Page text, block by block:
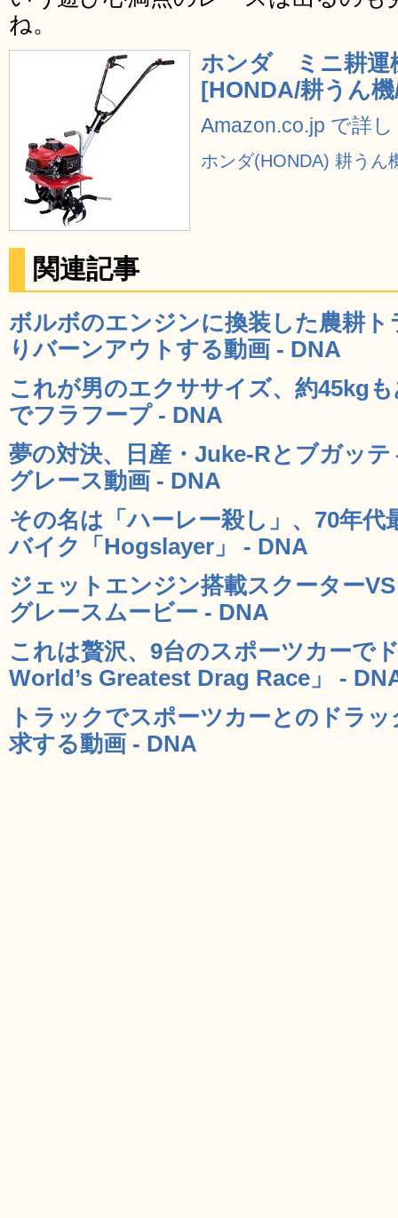
ね。
ホンダ ミニ耕
[HONDA/耕うん
Amazon.co.jp で詳
ホンダ(HONDA) 耕うん
関連記事
ボルボのエンジンに換装した農耕
りバーンアウトする動画 - DNA
これが男のエクササイズ、約45kg
でフラフープ - DNA
夢の対決、日産・Juke-Rとブガッ
グレース動画 - DNA
その名は「ハーレー殺し」、70年
バイク「Hogslayer」 - DNA
ジェットエンジン搭載スクーター
グレースムービー - DNA
これは贅沢、9台のスポーツカーで
World’s Greatest Drag Race」 -
トラックでスポーツカーとのドラ
求する動画 - DNA